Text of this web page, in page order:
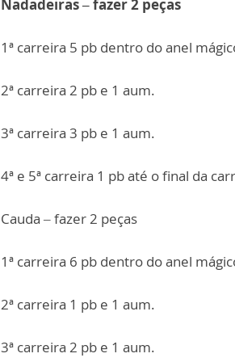
Nadadeiras – fazer 2 peças
1ª carreira 5 pb dentro do anel
2ª carreira 2 pb e 1 aum.
3ª carreira 3 pb e 1 aum.
4ª e 5ª carreira 1 pb até o final da
Cauda – fazer 2 peças
1ª carreira 6 pb dentro do anel
2ª carreira 1 pb e 1 aum.
3ª carreira 2 pb e 1 aum.